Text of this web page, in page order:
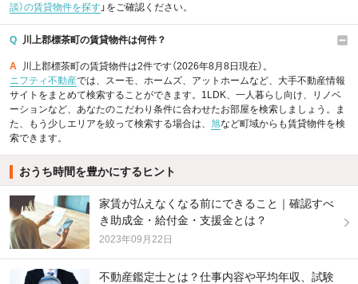
談）の賃貸物件を探す 」をご確認ください。
Q 川上郡標茶町の賃貸物件は何件？
A
川上郡標茶町の賃貸物件は2件です（2026年8月8日現在）。
ニフティ不動産では、スーモ、ホームズ、アットホームなど、大手不動産情報
サイトをまとめて検索することができます。1LDK、一人暮らし向け、リノベ
ーションなど、あなたのこだわり条件に合わせたお部屋を検索しましょう。ま
た、もう少しエリアを絞って検索する場合は、 旭など町域からも賃貸物件を検
索できます。
おうち時間を豊かにするヒント
家賃が払えなくなる前にできること｜確認すべ
き助成金・給付金・支援金とは？
2023年09月22日
不動産鑑定士とは？仕事内容や平均年収、試験